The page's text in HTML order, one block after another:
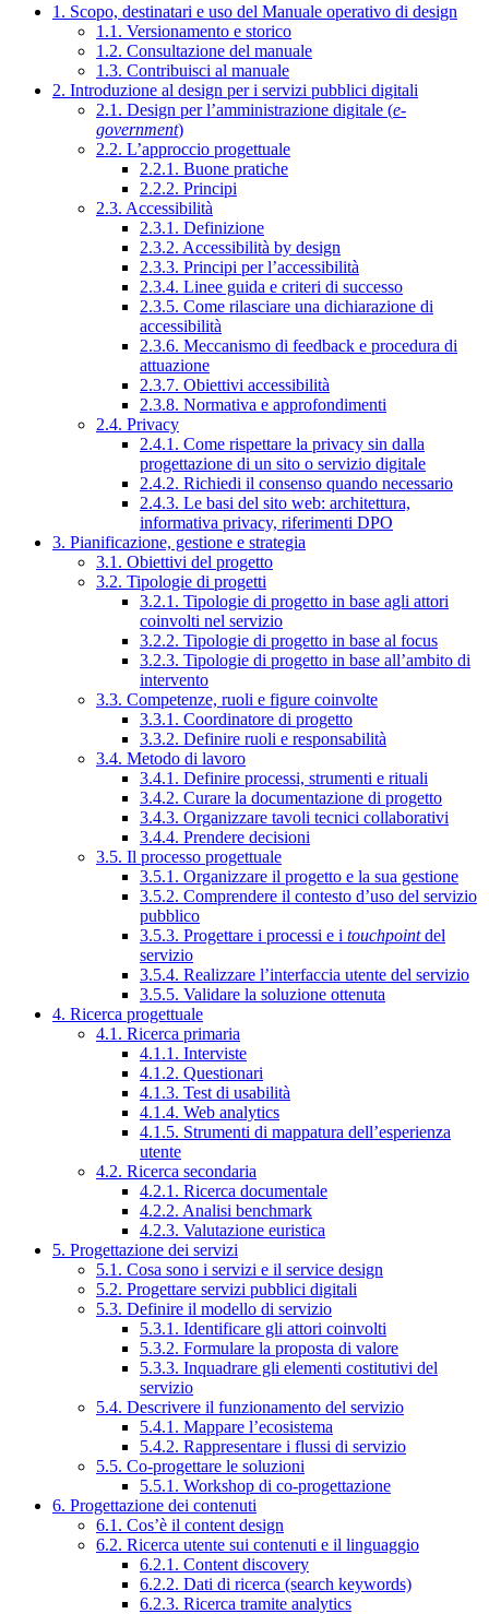
1. Scopo, destinatari e uso del Manuale operativo di design
1.1. Versionamento e storico
1.2. Consultazione del manuale
1.3. Contribuisci al manuale
2. Introduzione al design per i servizi pubblici digitali
2.1. Design per l’amministrazione digitale (e-
government)
2.2. L’approccio progettuale
2.2.1. Buone pratiche
2.2.2. Principi
2.3. Accessibilità
2.3.1. Definizione
2.3.2. Accessibilità by design
2.3.3. Principi per l’accessibilità
2.3.4. Linee guida e criteri di successo
2.3.5. Come rilasciare una dichiarazione di
accessibilità
2.3.6. Meccanismo di feedback e procedura di
attuazione
2.3.7. Obiettivi accessibilità
2.3.8. Normativa e approfondimenti
2.4. Privacy
2.4.1. Come rispettare la privacy sin dalla
progettazione di un sito o servizio digitale
2.4.2. Richiedi il consenso quando necessario
2.4.3. Le basi del sito web: architettura,
informativa privacy, riferimenti DPO
3. Pianificazione, gestione e strategia
3.1. Obiettivi del progetto
3.2. Tipologie di progetti
3.2.1. Tipologie di progetto in base agli attori
coinvolti nel servizio
3.2.2. Tipologie di progetto in base al focus
3.2.3. Tipologie di progetto in base all’ambito di
intervento
3.3. Competenze, ruoli e figure coinvolte
3.3.1. Coordinatore di progetto
3.3.2. Definire ruoli e responsabilità
3.4. Metodo di lavoro
3.4.1. Definire processi, strumenti e rituali
3.4.2. Curare la documentazione di progetto
3.4.3. Organizzare tavoli tecnici collaborativi
3.4.4. Prendere decisioni
3.5. Il processo progettuale
3.5.1. Organizzare il progetto e la sua gestione
3.5.2. Comprendere il contesto d’uso del servizio
pubblico
3.5.3. Progettare i processi e i touchpointdel
servizio
3.5.4. Realizzare l’interfaccia utente del servizio
3.5.5. Validare la soluzione ottenuta
4. Ricerca progettuale
4.1. Ricerca primaria
4.1.1. Interviste
4.1.2. Questionari
4.1.3. Test di usabilità
4.1.4. Web analytics
4.1.5. Strumenti di mappatura dell’esperienza
utente
4.2. Ricerca secondaria
4.2.1. Ricerca documentale
4.2.2. Analisi benchmark
4.2.3. Valutazione euristica
5. Progettazione dei servizi
5.1. Cosa sono i servizi e il service design
5.2. Progettare servizi pubblici digitali
5.3. Definire il modello di servizio
5.3.1. Identificare gli attori coinvolti
5.3.2. Formulare la proposta di valore
5.3.3. Inquadrare gli elementi costitutivi del
servizio
5.4. Descrivere il funzionamento del servizio
5.4.1. Mappare l’ecosistema
5.4.2. Rappresentare i flussi di servizio
5.5. Co-progettare le soluzioni
5.5.1. Workshop di co-progettazione
6. Progettazione dei contenuti
6.1. Cos’è il content design
6.2. Ricerca utente sui contenuti e il linguaggio
6.2.1. Content discovery
6.2.2. Dati di ricerca (search keywords)
6.2.3. Ricerca tramite analytics